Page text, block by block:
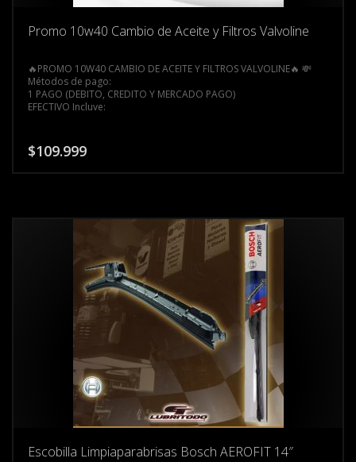
Promo 10w40 Cambio de Aceite y Filtros Valvoline
🔥PROMO 10W40 CAMBIO DE ACEITE Y FILTROS VALVOLINE🔥 💸
Métodos de pago:
1 PAGO (DEBITO, CREDITO Y MERCADO PAGO)
EFECTIVO Incluye:
+ MANO DE OBRA
+ GORRA DE REGALO
$109.999
Escobilla Limpiaparabrisas Bosch AEROFIT 14″